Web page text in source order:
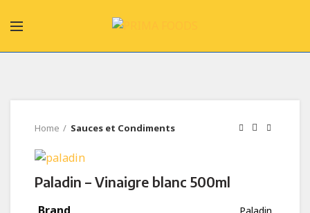
Home Sauces et Condiments
Paladin – Vinaigre blanc 500ml